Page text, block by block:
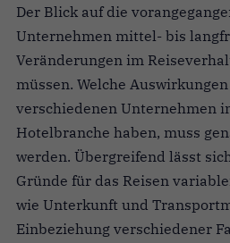
Der Blick auf die
Unternehmen mittel- bis
Veränderungen im
müssen. Welche
verschiedenen Unternehmen
Hotelbranche haben, muss
werden. Übergreifend lässt
Gründe für das Reisen
wie Unterkunft und
Einbeziehung verschiedener